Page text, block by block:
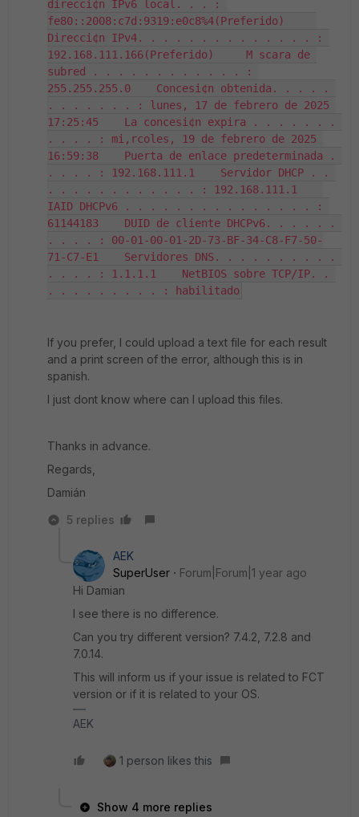
direcci¢n IPv6 local. . . :
fe80::2008:c7d:9319:e0c8%4(Preferido)
Direcci¢n IPv4. . . . . . . . . . . . . . :
192.168.111.166(Preferido)     M scara de
subred . . . . . . . . . . . . :
255.255.255.0    Concesi¢n obtenida. . . . .
. . . . . . . : lunes, 17 de febrero de 2025
17:25:45    La concesi¢n expira . . . . . . .
. . . . : mi‚rcoles, 19 de febrero de 2025
16:59:38    Puerta de enlace predeterminada .
. . . . : 192.168.111.1    Servidor DHCP . .
. . . . . . . . . . . . : 192.168.111.1
IAID DHCPv6 . . . . . . . . . . . . . . . :
61144183    DUID de cliente DHCPv6. . . . . .
. . . . : 00-01-00-01-2D-73-BF-34-C8-F7-50-
71-C7-E1    Servidores DNS. . . . . . . . . .
. . . . : 1.1.1.1    NetBIOS sobre TCP/IP. .
. . . . . . . . . : habilitado
If you prefer, I could upload a text file for each result
and a print screen of the error, although this is in
spanish.
I just dont know where can I upload this files.
Thanks in advance.
Regards,
Damián
5 replies
AEK
SuperUser
Forum|Forum|1 year ago
Hi Damian
I see there is no difference.
Can you try different version? 7.4.2, 7.2.8 and
7.0.14.
This will inform us if your issue is related to FCT
version or if it is related to your OS.
AEK
1 person likes this
Show 4 more replies